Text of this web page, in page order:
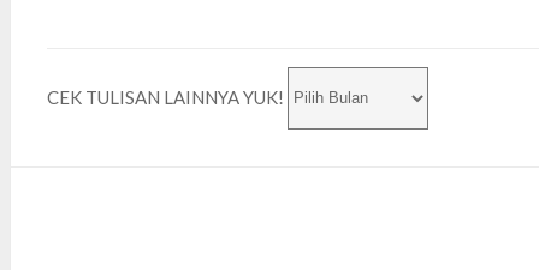
CEK TULISAN LAINNYA YUK!